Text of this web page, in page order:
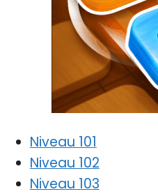
Niveau 101
Niveau 102
Niveau 103